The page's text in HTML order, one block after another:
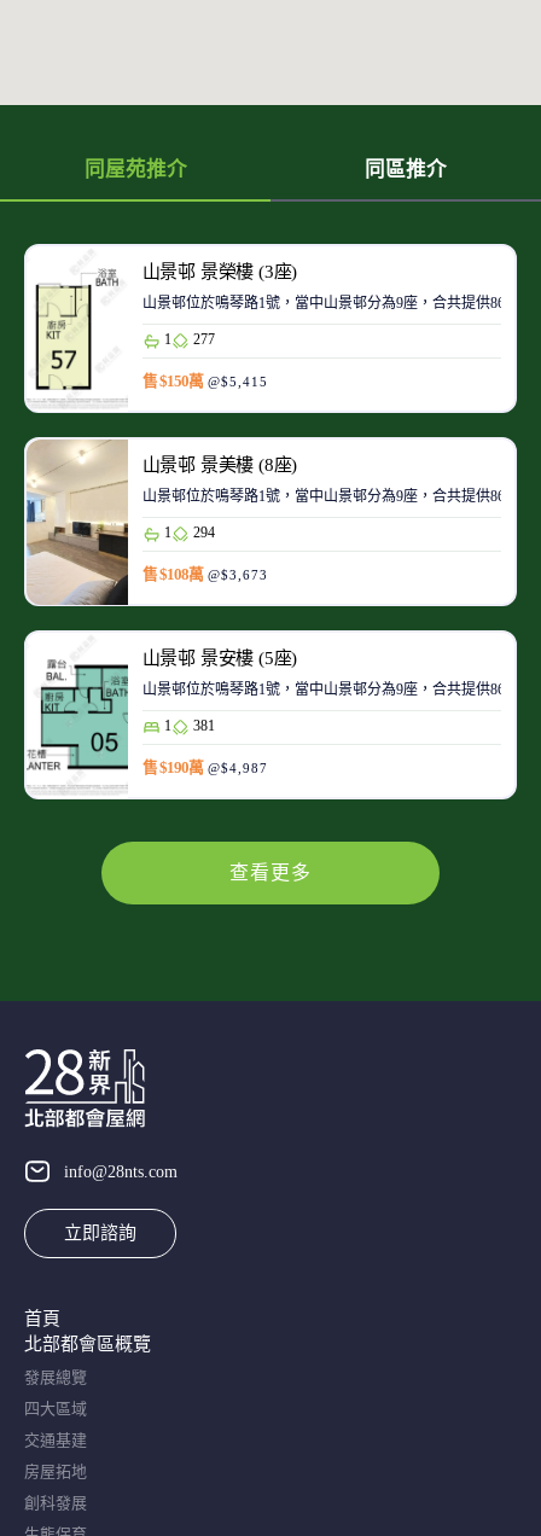
同屋苑推介 同區推介
山景邨 景榮樓 (3座)
山景邨位於鳴琴路1號，當中山景邨分為9座，合共提供8645
1 277
售 $150萬 @$5,415
山景邨 景美樓 (8座)
山景邨位於鳴琴路1號，當中山景邨分為9座，合共提供8645
1 294
售 $108萬 @$3,673
山景邨 景安樓 (5座)
山景邨位於鳴琴路1號，當中山景邨分為9座，合共提供8645
1 381
售 $190萬 @$4,987
查看更多
info@28nts.com
立即諮詢
首頁
北部都會區概覽​
發展總覽
四大區域
交通基建
房屋拓地
創科發展